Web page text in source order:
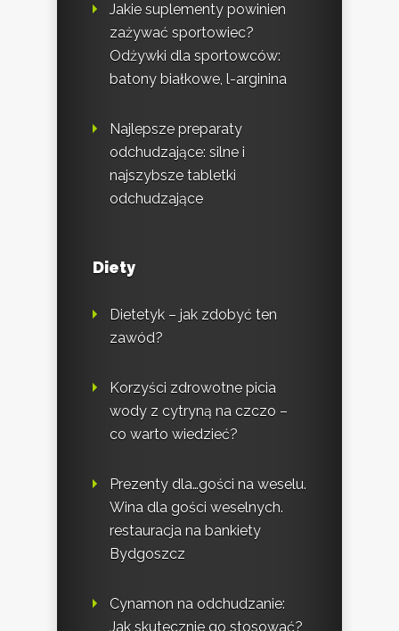
Jakie suplementy powinien
zażywać sportowiec?
Odżywki dla sportowców:
batony białkowe, l-arginina
Najlepsze preparaty
odchudzające: silne i
najszybsze tabletki
odchudzające
Diety
Dietetyk – jak zdobyć ten
zawód?
Korzyści zdrowotne picia
wody z cytryną na czczo –
co warto wiedzieć?
Prezenty dla…gości na weselu.
Wina dla gości weselnych.
restauracja na bankiety
Bydgoszcz
Cynamon na odchudzanie:
Jak skutecznie go stosować?